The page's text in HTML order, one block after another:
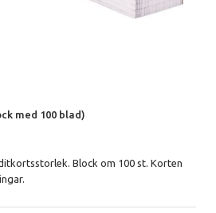
med 100 blad)
Block om 100 st. Korten